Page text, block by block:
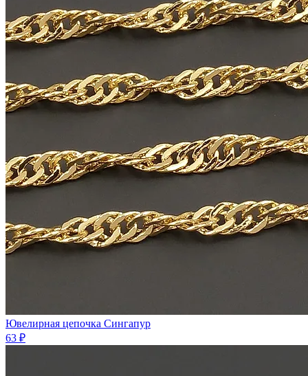
Ювелирная цепочка Сингапур
63 ₽